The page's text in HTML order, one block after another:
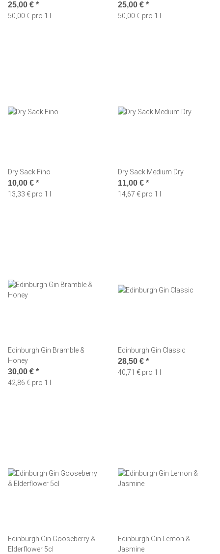
25,00 € *
50,00 € pro 1 l
25,00 € *
50,00 € pro 1 l
Dry Sack Fino
10,00 € *
13,33 € pro 1 l
Dry Sack Medium Dry
11,00 € *
14,67 € pro 1 l
Edinburgh Gin Bramble &
Honey
30,00 € *
42,86 € pro 1 l
Edinburgh Gin Classic
28,50 € *
40,71 € pro 1 l
Edinburgh Gin Gooseberry &
Elderflower 5cl
Edinburgh Gin Lemon &
Jasmine